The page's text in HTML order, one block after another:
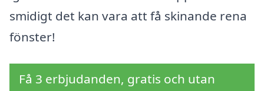
smidigt det kan vara att få skinande rena
fönster!
Få 3 erbjudanden, gratis och utan